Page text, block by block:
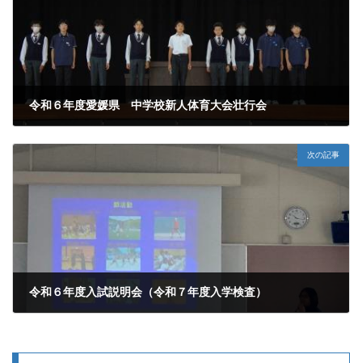
令和６年度愛媛県 中学校新人体育大会壮行会
次の記事
令和６年度入試説明会（令和７年度入学検査）